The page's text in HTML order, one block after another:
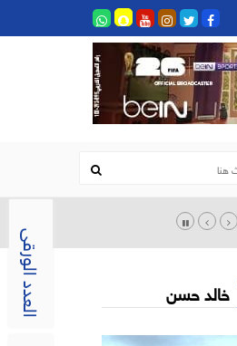
العدد الورقى خالد حسن